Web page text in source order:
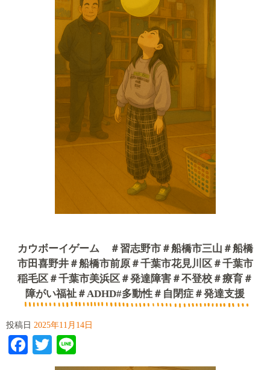
カウボーイゲーム ＃習志野市＃船橋市三山＃船橋
市田喜野井＃船橋市前原＃千葉市花見川区＃千葉市
稲毛区＃千葉市美浜区＃発達障害＃不登校＃療育＃
障がい福祉＃ADHD#多動性＃自閉症＃発達支援
投稿日 2025年11月14日
Facebook
Twitter